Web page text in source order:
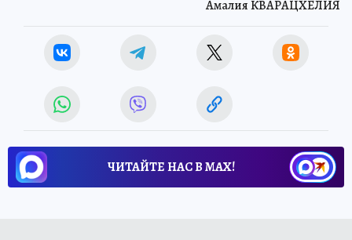
Амалия КВАРАЦХЕЛИЯ
ЧИТАЙТЕ НАС В МАХ!